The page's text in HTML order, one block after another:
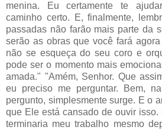
menina. Eu certamente te
caminho certo. E, finalmente,
passadas não farão mais parte da
serão as obras que você fará
não se esqueça do seu coro e
pode ser o momento mais
amada." "Amém, Senhor. Que
eu preciso me perguntar. Bem,
pergunto, simplesmente surge. E o
que Ele está cansado de ouvir
terminaria meu trabalho mesmo